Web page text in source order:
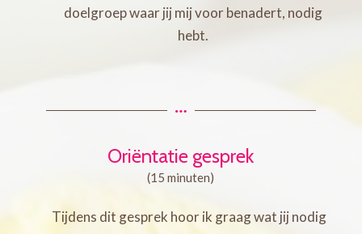
doelgroep waar jij mij voor benadert, nodig
hebt.
Oriëntatie gesprek
(15 minuten)
Tijdens dit gesprek hoor ik graag wat jij nodig